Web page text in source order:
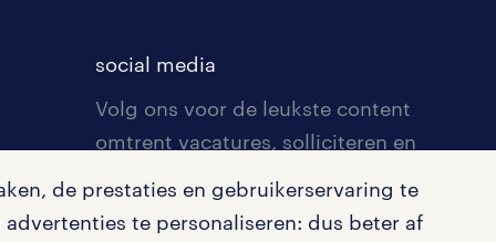
de prestaties en gebruikerservaring te
te personaliseren: dus beter af
social media
Volg ons voor de leukste content
omtrent vacatures, solliciteren en